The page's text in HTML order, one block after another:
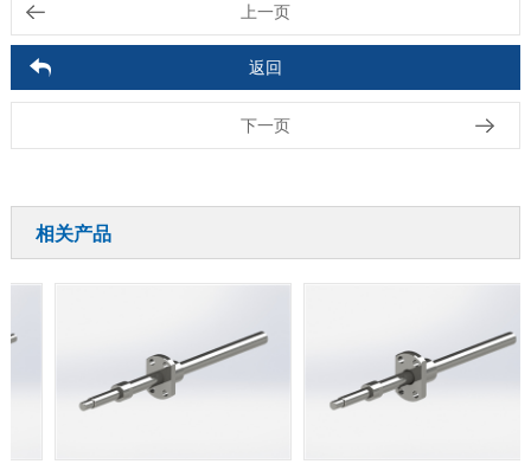
上一页
返回
下一页
相关产品